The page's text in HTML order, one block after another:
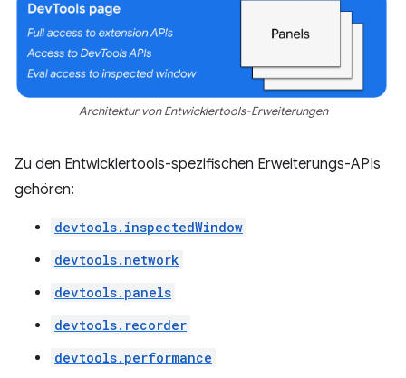
Architektur von Entwicklertools-Erweiterungen
Zu den Entwicklertools-spezifischen Erweiterungs-APIs
gehören:
devtools.inspectedWindow
devtools.network
devtools.panels
devtools.recorder
devtools.performance